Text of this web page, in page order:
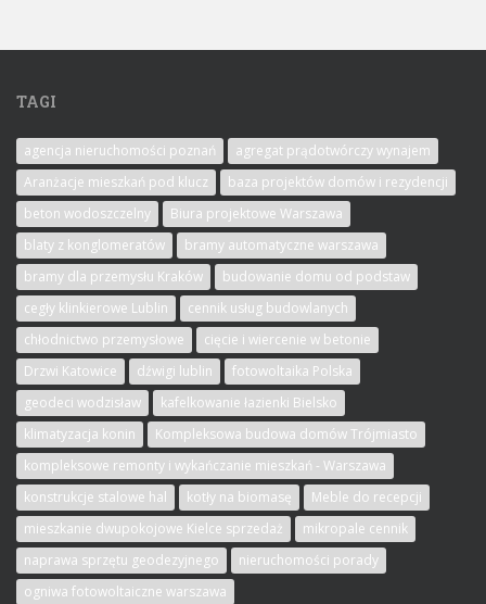
TAGI
agencja nieruchomości poznań
agregat prądotwórczy wynajem
Aranżacje mieszkań pod klucz
baza projektów domów i rezydencji
beton wodoszczelny
Biura projektowe Warszawa
blaty z konglomeratów
bramy automatyczne warszawa
bramy dla przemysłu Kraków
budowanie domu od podstaw
cegły klinkierowe Lublin
cennik usług budowlanych
chłodnictwo przemysłowe
cięcie i wiercenie w betonie
Drzwi Katowice
dźwigi lublin
fotowoltaika Polska
geodeci wodzisław
kafelkowanie łazienki Bielsko
klimatyzacja konin
Kompleksowa budowa domów Trójmiasto
kompleksowe remonty i wykańczanie mieszkań - Warszawa
konstrukcje stalowe hal
kotły na biomasę
Meble do recepcji
mieszkanie dwupokojowe Kielce sprzedaż
mikropale cennik
naprawa sprzętu geodezyjnego
nieruchomości porady
ogniwa fotowoltaiczne warszawa